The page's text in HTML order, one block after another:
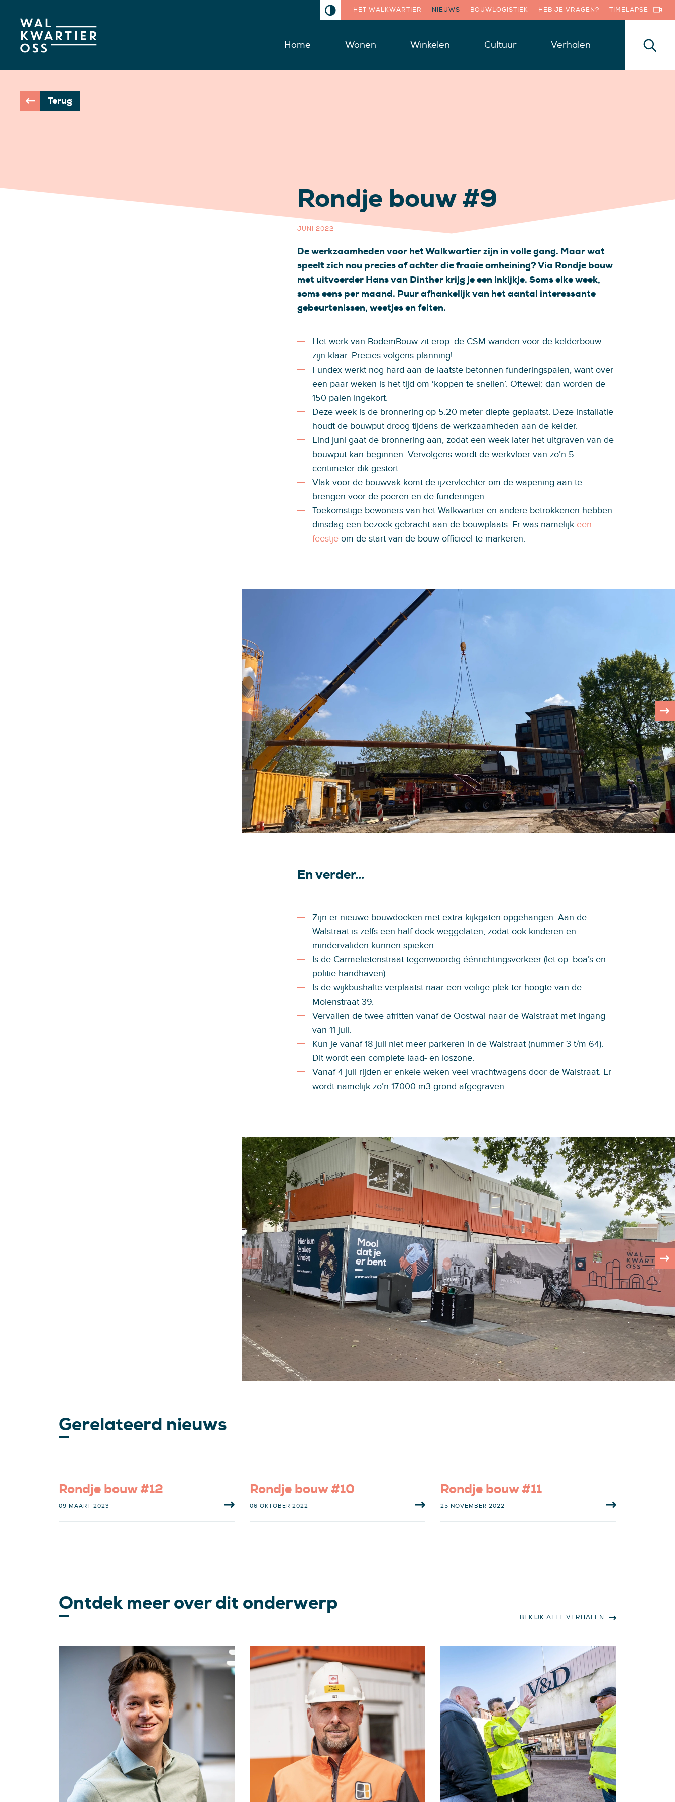
Home Wonen Winkelen Cultuur Verhalen
HET WALKWARTIER NIEUWS BOUWLOGISTIEK HEB JE VRAGEN? TIMELAPSE
Terug
Rondje bouw #9
JUNI 2022
De werkzaamheden voor het Walkwartier zijn in volle gang. Maar wat
speelt zich nou precies af achter die fraaie omheining? Via Rondje bouw
met uitvoerder Hans van Dinther krijg je een inkijkje. Soms elke week,
soms eens per maand. Puur afhankelijk van het aantal interessante
gebeurtenissen, weetjes en feiten.
Het werk van BodemBouw zit erop: de CSM-wanden voor de kelderbouw
zijn klaar. Precies volgens planning!
Fundex werkt nog hard aan de laatste betonnen funderingspalen, want over
een paar weken is het tijd om ‘koppen te snellen’. Oftewel: dan worden de
150 palen ingekort.
Deze week is de bronnering op 5.20 meter diepte geplaatst. Deze installatie
houdt de bouwput droog tijdens de werkzaamheden aan de kelder.
Eind juni gaat de bronnering aan, zodat een week later het uitgraven van de
bouwput kan beginnen. Vervolgens wordt de werkvloer van zo’n 5
centimeter dik gestort.
Vlak voor de bouwvak komt de ijzervlechter om de wapening aan te
brengen voor de poeren en de funderingen.
Toekomstige bewoners van het Walkwartier en andere betrokkenen hebben
dinsdag een bezoek gebracht aan de bouwplaats. Er was namelijk een
feestje om de start van de bouw officieel te markeren.
En verder…
Zijn er nieuwe bouwdoeken met extra kijkgaten opgehangen. Aan de
Walstraat is zelfs een half doek weggelaten, zodat ook kinderen en
mindervaliden kunnen spieken.
Is de Carmelietenstraat tegenwoordig éénrichtingsverkeer (let op: boa’s en
politie handhaven).
Is de wijkbushalte verplaatst naar een veilige plek ter hoogte van de
Molenstraat 39.
Vervallen de twee afritten vanaf de Oostwal naar de Walstraat met ingang
van 11 juli.
Kun je vanaf 18 juli niet meer parkeren in de Walstraat (nummer 3 t/m 64).
Dit wordt een complete laad- en loszone.
Vanaf 4 juli rijden er enkele weken veel vrachtwagens door de Walstraat. Er
wordt namelijk zo’n 17.000 m3 grond afgegraven.
Gerelateerd nieuws
Rondje bouw #12
09 MAART 2023
Rondje bouw #10
06 OKTOBER 2022
Rondje bouw #11
25 NOVEMBER 2022
Ontdek meer over dit onderwerp
BEKIJK ALLE VERHALEN